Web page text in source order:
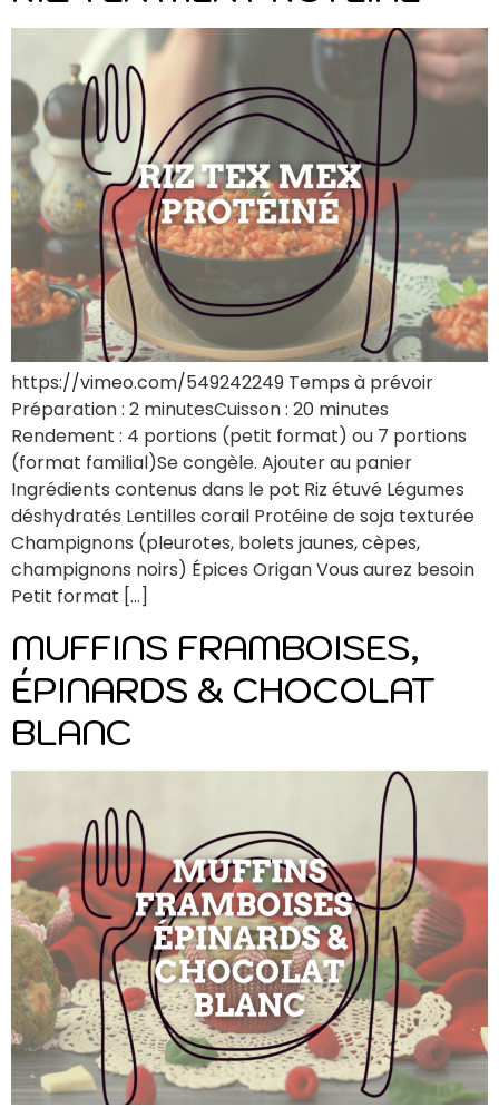
https://vimeo.com/549242249 Temps à prévoir
Préparation : 2 minutesCuisson : 20 minutes
Rendement : 4 portions (petit format) ou 7 portions
(format familial)Se congèle. Ajouter au panier
Ingrédients contenus dans le pot Riz étuvé Légumes
déshydratés Lentilles corail Protéine de soja texturée
Champignons (pleurotes, bolets jaunes, cèpes,
champignons noirs) Épices Origan Vous aurez besoin
Petit format […]
MUFFINS FRAMBOISES,
ÉPINARDS & CHOCOLAT
BLANC